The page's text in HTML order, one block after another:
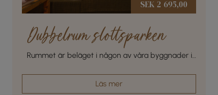
Dubbelrum slottsparken
Rummet är beläget i någon av våra byggnader i
Läs mer
SEK 2 695,00